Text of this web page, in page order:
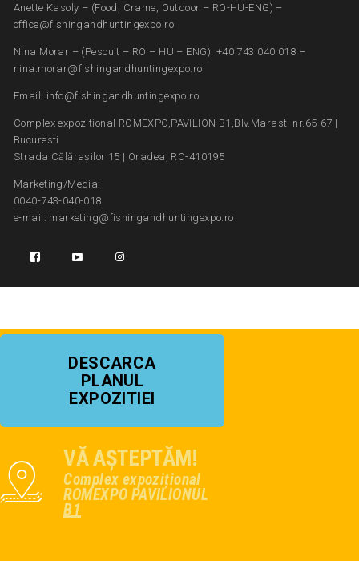
Anette Kasoly – (Food, Crame, Outdoor – RO-HU-ENG) –
office@fishingandhuntingexpo.ro
Nina Morar – (Pescuit – RO – HU – ENG): +40 743 040 018 –
nina.morar@fishingandhuntingexpo.ro
Email: info@fishingandhuntingexpo.ro
Complex expozitional ROMEXPO,PAVILION B1,Blv.Marasti nr.65-67 |
Bucuresti
Strada Călărașilor 15 | Oradea, RO-410195
Marketing/Media:
0040-743-040-018
e-mail: marketing@fishingandhuntingexpo.ro
DESCARCA
PLANUL
EXPOZITIEI
VĂ AȘTEPTĂM!
Complex expozițional
ROMEXPO PAVILIONUL
B1